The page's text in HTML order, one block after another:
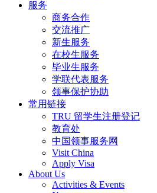
服务
商务合作
交流推广
新生服务
在校生服务
毕业生服务
学联代表服务
领事保护协助
常用链接
TRU 留学生注册登记
教育处
中国领事服务网
Visit China
Apply Visa
About Us
Activities & Events